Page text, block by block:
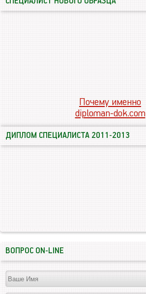
Почему именно
diploman-dok.com
ДИПЛОМ СПЕЦИАЛИСТА 2011-2013
ВОПРОС ON-LINE